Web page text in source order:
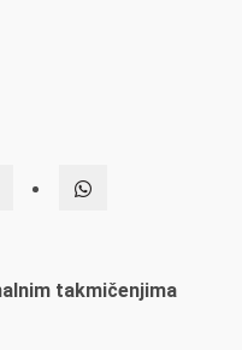
takmičenjima